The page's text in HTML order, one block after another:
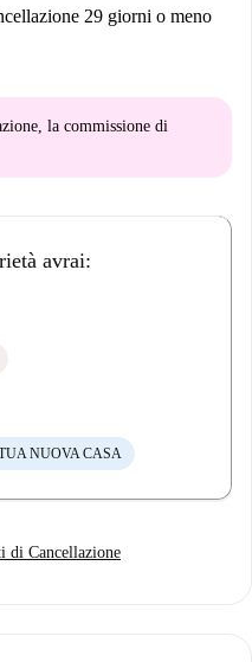
29 giorni o meno
la commissione di
avrai:
NUOVA CASA
di Cancellazione